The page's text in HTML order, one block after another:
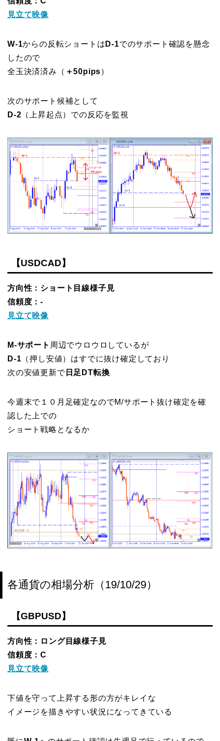
見立て映像
W-1からの反転ショートは D-1でのサポート確認を懸念
したので
全玉決済済み（ ＋50pips）
次のサポート候補として
D-2 （上昇起点）での反応を監視
【USDCAD】
方向性：ショート目線様子見
信頼度：-
見立て映像
M-サポート 周辺でウロウロしているが
D-1 （押し安値）はすでに抜け確定しており
次の安値更新で日足DT転換
今週末で１０月足確定なのでM/サポート抜け確定を確
認した上での
ショート戦略となるか
各通貨の相場分析（19/10/29）
【GBPUSD】
方向性：ロング目線様子見
信頼度：C
見立て映像
下値を守って上昇する形の方がキレイな
イメージを描きやすい状況になってきている